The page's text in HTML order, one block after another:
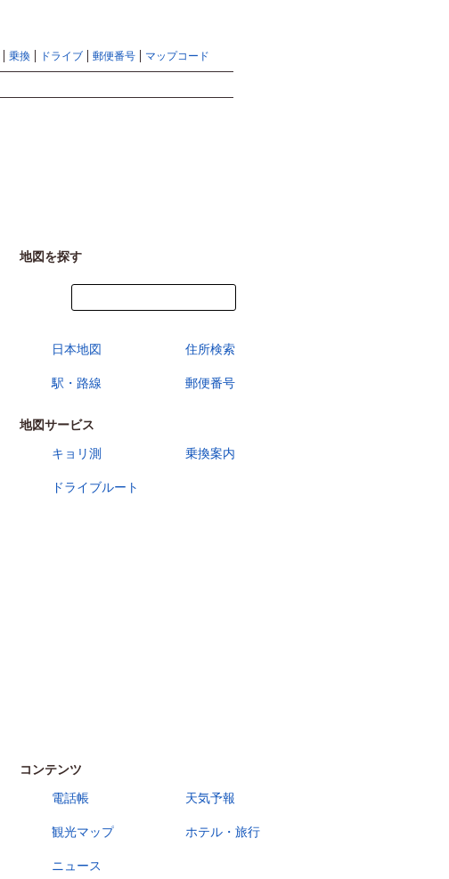
乗換 ドライブ 郵便番号 マップコード
地図を探す
日本地図 住所検索
駅・路線 郵便番号
地図サービス
キョリ測
乗換案内
ドライブルート
コンテンツ
電話帳
天気予報
観光マップ ホテル・旅行
ニュース